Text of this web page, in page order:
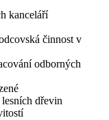
kanceláří
činnost v
odborných
dřevin